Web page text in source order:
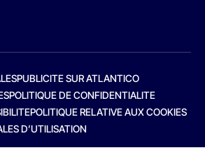
PUBLICITE SUR ATLANTICO
POLITIQUE DE CONFIDENTIALITE
POLITIQUE RELATIVE AUX COOKIES
D’UTILISATION